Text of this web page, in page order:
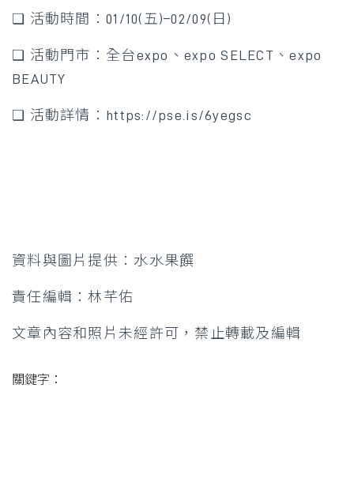
❏ 活動時間：01/10(五)–02/09(日)
❏ 活動門市：全台expo、expo SELECT、expo
BEAUTY
❏ 活動詳情：https://pse.is/6yegsc
資料與圖片提供：水水果饌
責任編輯：林芊佑
文章內容和照片未經許可，禁止轉載及編輯
關鍵字：